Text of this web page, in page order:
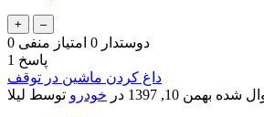
0 دوستدار 0 امتیاز منفی
1 پاسخ
داغ کردن ماشین در توقف
شده بهمن 10, 1397 در خودرو توسط لیلا